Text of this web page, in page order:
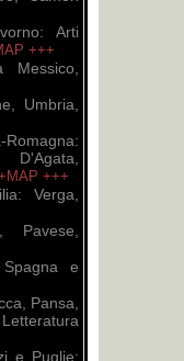
Arti
+++
Umbria,
+++
Verga,
e
Pansa,
e Puglie: